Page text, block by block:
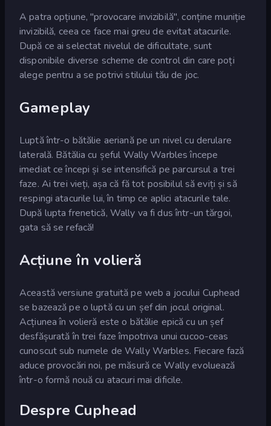
A patra opțiune, "provocare invizibilă", conține muniție
invizibilă, ceea ce face mai greu de evitat atacurile.
După ce ai selectat nivelul de dificultate, sunt
disponibile diverse scheme de control din care poți
alege pentru a se potrivi stilului tău de joc.
Gameplay
Luptă într-o bătălie aeriană pe un nivel cu derulare
laterală. Bătălia cu șeful Wally Warbles începe
imediat ce începi și se intensifică pe parcursul a trei
faze. Ai trei vieți, așa că fă tot posibilul să eviți și să
respingi atacurile lui, în timp ce aplici atacurile tale.
După lupta frenetică, Wally va fi dus într-un tărgoi,
gata să se refacă!
Acțiune în volieră
Această versiune gratuită pe web a jocului Cuphead
se bazează pe o luptă cu un șef din jocul original.
Acțiunea în volieră este o bătălie epică cu un șef
desfășurată în trei faze împotriva unui cucoo-ceas
cunoscut sub numele de Wally Warbles. Fiecare fază
aduce provocări noi, pe măsură ce Wally evoluează
într-o formă nouă cu atacuri mai dificile.
Despre Cuphead